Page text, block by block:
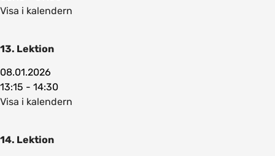
Visa i kalendern
13. Lektion
08.01.2026
13:15 - 14:30
Visa i kalendern
14. Lektion